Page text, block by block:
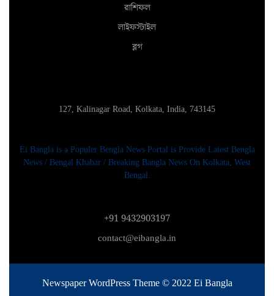
রাশিফল
লাইফস্টাইল
ব্লগ
127, Kalinagar Road, Kolkata, India, 743145
Ei Bangla is a Populer Bengla News Portal is Provide Latest Bengla
News / Bengal Khabar / Breaking Bangla News On Kolkata, West
Bengal.
+91 9432903197
contact@eibangla.in
Newspaper WordPress Theme© 2022 Ei Bangla